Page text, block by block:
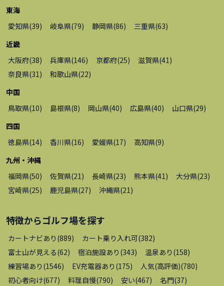
東海
愛知県(39) 岐阜県(79) 静岡県(86) 三重県(63)
近畿
大阪府(38) 兵庫県(146) 京都府(25) 滋賀県(41)
奈良県(31) 和歌山県(22)
中国
鳥取県(10) 島根県(8) 岡山県(40) 広島県(40) 山口県(29)
四国
徳島県(14) 香川県(16) 愛媛県(17) 高知県(9)
九州・沖縄
福岡県(50) 佐賀県(21) 長崎県(23) 熊本県(41) 大分県(23)
宮崎県(25) 鹿児島県(27) 沖縄県(21)
特徴からゴルフ場を探す
カートナビあり (889) カート乗り入れ可(382)
富士山が見える(62) 宿泊施設あり (343) 温泉あり (158)
練習場あり (1546) EV充電器あり (175) 人気(高評価)(780)
初心者向け(677) 料理自慢(790) 安い(467) 名門(37)